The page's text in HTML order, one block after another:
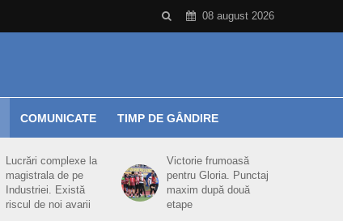
08 august 2026
COMUNICATE TIMP DE GÂNDIRE
Lucrări complexe la
magistrala de pe
Industriei. Există
riscul de noi avarii
Victorie frumoasă
pentru Gloria. Punctaj
maxim după două
etape